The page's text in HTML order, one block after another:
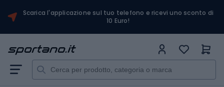
Scarica l'applicazione sul tuo telefono e ricevi uno sconto di
10 Euro!